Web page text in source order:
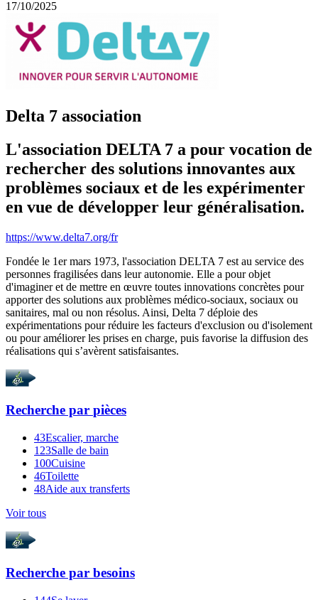
17/10/2025
Delta 7 association
L'association DELTA 7 a pour vocation de
rechercher des solutions innovantes aux
problèmes sociaux et de les expérimenter
en vue de développer leur généralisation.
https://www.delta7.org/fr
Fondée le 1er mars 1973, l'association DELTA 7 est au service des
personnes fragilisées dans leur autonomie. Elle a pour objet
d'imaginer et de mettre en œuvre toutes innovations concrètes pour
apporter des solutions aux problèmes médico-sociaux, sociaux ou
sanitaires, mal ou non résolus. Ainsi, Delta 7 déploie des
expérimentations pour réduire les facteurs d'exclusion ou d'isolement
ou pour améliorer les prises en charge, puis favorise la diffusion des
réalisations qui s’avèrent satisfaisantes.
Recherche par pièces
43Escalier, marche
123Salle de bain
100Cuisine
46Toilette
48Aide aux transferts
Voir tous
Recherche par besoins